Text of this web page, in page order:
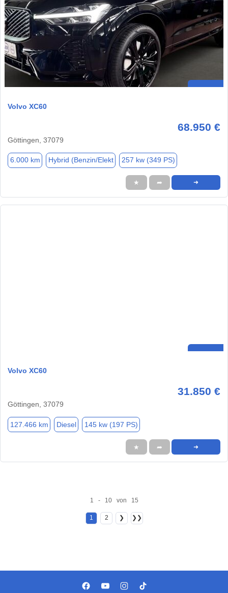
Volvo XC60
68.950 €
Göttingen, 37079
6.000 km Hybrid (Benzin/Elekt 257 kw (349 PS)
★ ➦ ➜
Volvo XC60
31.850 €
Göttingen, 37079
127.466 km Diesel 145 kw (197 PS)
★ ➦ ➜
1 - 10 von 15
1 2 ❯ ❯❯